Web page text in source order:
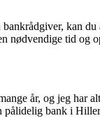
kan
nødvendige tid og
år, og jeg har
pålidelig bank i